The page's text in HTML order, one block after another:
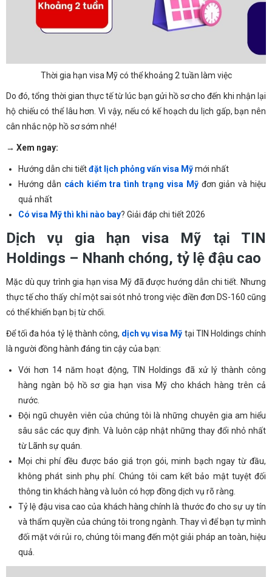
Thời gia hạn visa Mỹ có thể khoảng 2 tuần làm việc
Do đó, tổng thời gian thực tế từ lúc bạn gửi hồ sơ cho đến khi nhận lại
hộ chiếu có thể lâu hơn. Vì vậy, nếu có kế hoạch du lịch gấp, bạn nên
cân nhắc nộp hồ sơ sớm nhé!
→ Xem ngay:
Hướng dẫn chi tiếtđặt lịch phỏng vấn visa Mỹmới nhất
Hướng dẫn cách kiểm tra tình trạng visa Mỹđơn giản và hiệu
quả nhất
Có visa Mỹ thì khi nào bay? Giải đáp chi tiết 2026
Dịch vụ gia hạn visa Mỹ tại TIN
Holdings – Nhanh chóng, tỷ lệ đậu cao
Mặc dù quy trình gia hạn visa Mỹ đã được hướng dẫn chi tiết. Nhưng
thực tế cho thấy chỉ một sai sót nhỏ trong việc điền đơn DS-160 cũng
có thể khiến bạn bị từ chối.
Để tối đa hóa tỷ lệ thành công, dịch vụ visa Mỹ tại TIN Holdings chính
là người đồng hành đáng tin cậy của bạn:
Với hơn 14 năm hoạt động, TIN Holdings đã xử lý thành công
hàng ngàn bộ hồ sơ gia hạn visa Mỹ cho khách hàng trên cả
nước.
Đội ngũ chuyên viên của chúng tôi là những chuyên gia am hiểu
sâu sắc các quy định. Và luôn cập nhật những thay đổi nhỏ nhất
từ Lãnh sự quán.
Mọi chi phí đều được báo giá trọn gói, minh bạch ngay từ đầu,
không phát sinh phụ phí. Chúng tôi cam kết bảo mật tuyệt đối
thông tin khách hàng và luôn có hợp đồng dịch vụ rõ ràng.
Tỷ lệ đậu visa cao của khách hàng chính là thước đo cho sự uy tín
và thẩm quyền của chúng tôi trong ngành. Thay vì để bạn tự mình
đối mặt với rủi ro, chúng tôi mang đến một giải pháp an toàn, hiệu
quả.